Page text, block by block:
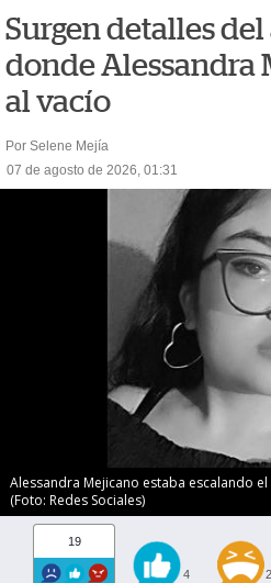
Surgen detalles
donde Alessandra
al vacío
Por Selene Mejía
07 de agosto de 2026, 01:31
Alessandra Mejicano estaba escalando
(Foto: Redes Sociales)
19
4 2